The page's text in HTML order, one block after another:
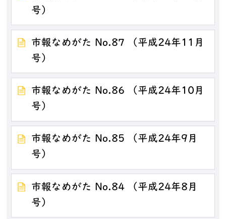
号）
市報なめがた No.87 （平成24年11月
号）
市報なめがた No.86 （平成24年10月
号）
市報なめがた No.85 （平成24年9月
号）
市報なめがた No.84 （平成24年8月
号）